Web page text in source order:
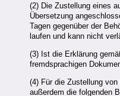
(2) Die Zustellung eines
Übersetzung
Tagen gegenüber der
laufen und kann nicht
(3) Ist die Erklärung
fremdsprachigen
(4) Für die Zustellung
außerdem die folgenden